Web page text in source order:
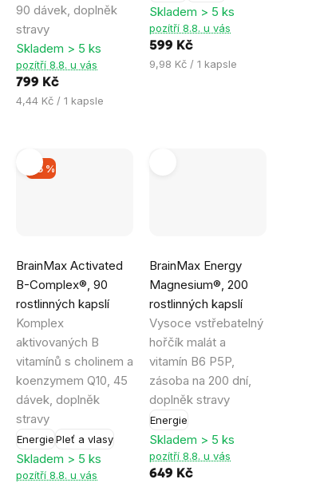
90 dávek, doplněk
stravy
Skladem > 5 ks
pozítří 8.8. u vás
799 Kč
Měrná
4,44 Kč / 1 kapsle
Skladem > 5 ks
pozítří 8.8. u vás
599 Kč
Měrná
9,98 Kč / 1 kapsle
–15 %
BrainMax Activated
B-Complex®, 90
rostlinných kapslí
Komplex
aktivovaných B
vitamínů s cholinem a
koenzymem Q10, 45
dávek, doplněk
stravy
EnergiePleť a vlasy
hodnocení
produktu
je
5,0
z
5
hvězdiček.
Skladem > 5 ks
pozítří 8.8. u vás
BrainMax Energy
Magnesium®, 200
rostlinných kapslí
Vysoce vstřebatelný
hořčík malát a
vitamín B6 P5P,
zásoba na 200 dní,
doplněk stravy
Energie
hodnocení
produktu
je
4,9
z
5
hvězdiček.
Skladem > 5 ks
pozítří 8.8. u vás
649 Kč